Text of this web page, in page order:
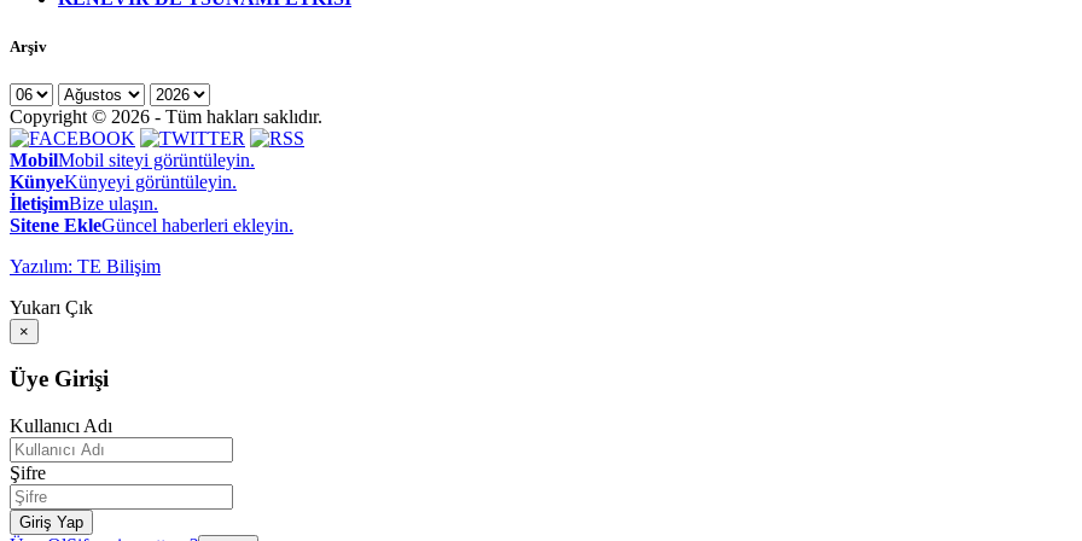
Arşiv
Copyright © 2026 - Tüm hakları saklıdır.
MobilMobil siteyi görüntüleyin.
KünyeKünyeyi görüntüleyin.
İletişimBize ulaşın.
Sitene EkleGüncel haberleri ekleyin.
Yazılım: TE Bilişim
Yukarı Çık
×
Üye Girişi
Kullanıcı Adı
Şifre
Giriş Yap